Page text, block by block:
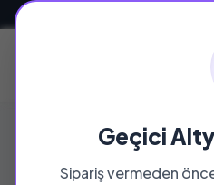
Geçici
Sipariş vermeden